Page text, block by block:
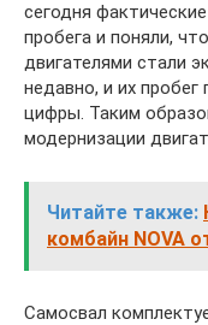
сегодня
пробега и поняли,
двигателями стали
недавно, и их
цифры. Таким
модернизации
Читайте также:
комбайн NOVA
Самосвал